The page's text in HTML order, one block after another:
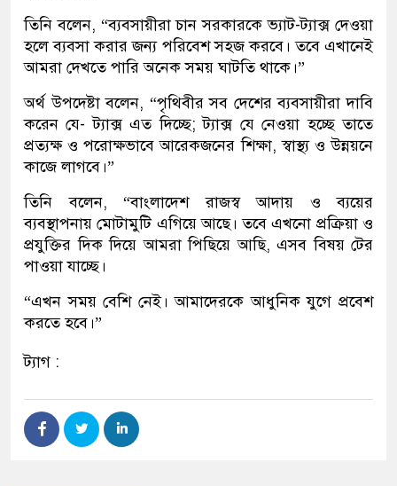
তিনি বলেন, “ব্যবসায়ীরা চান সরকারকে ভ্যাট-ট্যাক্স দেওয়া
হলে ব্যবসা করার জন্য পরিবেশ সহজ করবে। তবে এখানেই
আমরা দেখতে পারি অনেক সময় ঘাটতি থাকে।”
অর্থ উপদেষ্টা বলেন, “পৃথিবীর সব দেশের ব্যবসায়ীরা দাবি
করেন যে- ট্যাক্স এত দিচ্ছে; ট্যাক্স যে নেওয়া হচ্ছে তাতে
প্রত্যক্ষ ও পরোক্ষভাবে আরেকজনের শিক্ষা, স্বাস্থ্য ও উন্নয়নে
কাজে লাগবে।”
তিনি বলেন, “বাংলাদেশ রাজস্ব আদায় ও ব্যয়ের
ব্যবস্থাপনায় মোটামুটি এগিয়ে আছে। তবে এখনো প্রক্রিয়া ও
প্রযুক্তির দিক দিয়ে আমরা পিছিয়ে আছি, এসব বিষয় টের
পাওয়া যাচ্ছে।
“এখন সময় বেশি নেই। আমাদেরকে আধুনিক যুগে প্রবেশ
করতে হবে।”
ট্যাগ :